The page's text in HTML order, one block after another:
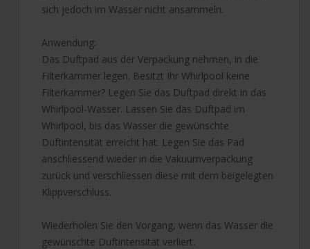
sich jedoch im Wasser nicht ansammeln.
Anwendung:
Das Duftpad aus der Verpackung nehmen, in die
Filterkammer legen. Besitzt Ihr Whirlpool keine
Filterkammer? Legen Sie das Duftpad direkt in das
Whirlpool-Wasser. Lassen Sie das Duftpad im
Whirlpool, bis das Wasser die gewünschte
Duftintensität erreicht hat. Legen Sie das Pad
anschliessend wieder in die Vakuumverpackung
zurück und verschliessen diese mit dem beigelegten
Klippverschluss.
Wiederholen Sie den Vorgang, wenn das Wasser die
gewünschte Duftintensität verliert.